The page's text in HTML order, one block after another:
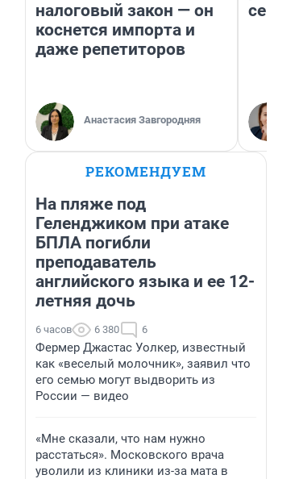
налоговый закон — он
коснется импорта и
даже репетиторов
Анастасия Завгородняя
РЕКОМЕНДУЕМ
На пляже под
Геленджиком при атаке
БПЛА погибли
преподаватель
английского языка и ее 12-
летняя дочь
6 часов 6 380 6
Фермер Джастас Уолкер, известный
как «веселый молочник», заявил что
его семью могут выдворить из
России — видео
«Мне сказали, что нам нужно
расстаться». Московского врача
уволили из клиники из-за мата в